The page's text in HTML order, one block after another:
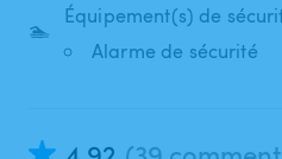
🏊
Équipement(s) de
Alarme de sécurité